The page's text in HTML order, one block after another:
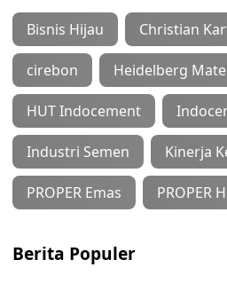
Bisnis Hijau Christian
cirebon Heidelberg
HUT Indocement
Industri Semen Kinerja
PROPER Emas PROPER
Berita Populer